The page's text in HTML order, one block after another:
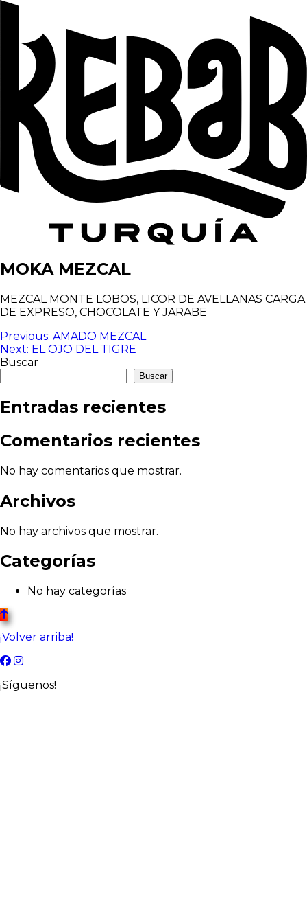
MOKA MEZCAL
MEZCAL MONTE LOBOS, LICOR DE AVELLANAS CARGA
DE EXPRESO, CHOCOLATE Y JARABE
Navegación
de
entradas
Previous: AMADO MEZCAL
Next: EL OJO DEL TIGRE
Buscar
Buscar
Entradas recientes
Comentarios recientes
No hay comentarios que mostrar.
Archivos
No hay archivos que mostrar.
Categorías
No hay categorías
¡Volver arriba!
¡Síguenos!